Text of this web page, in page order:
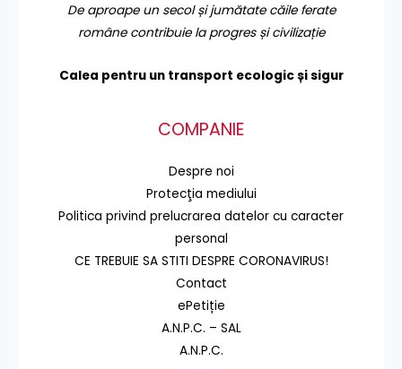
De aproape un secol și jumătate căile ferate
române contribuie la progres și civilizație
Calea pentru un transport ecologic și sigur
COMPANIE
Despre noi
Protecţia mediului
Politica privind prelucrarea datelor cu caracter
personal
CE TREBUIE SA STITI DESPRE CORONAVIRUS!
Contact
ePetiție
A.N.P.C. – SAL
A.N.P.C.